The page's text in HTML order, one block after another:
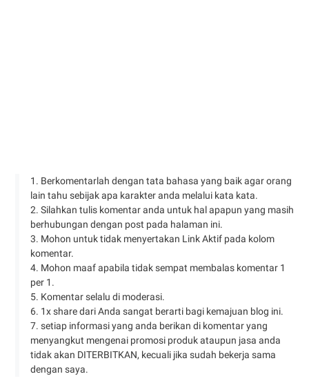
1. Berkomentarlah dengan tata bahasa yang baik agar orang
lain tahu sebijak apa karakter anda melalui kata kata.
2. Silahkan tulis komentar anda untuk hal apapun yang masih
berhubungan dengan post pada halaman ini.
3. Mohon untuk tidak menyertakan Link Aktif pada kolom
komentar.
4. Mohon maaf apabila tidak sempat membalas komentar 1
per 1.
5. Komentar selalu di moderasi.
6. 1x share dari Anda sangat berarti bagi kemajuan blog ini.
7. setiap informasi yang anda berikan di komentar yang
menyangkut mengenai promosi produk ataupun jasa anda
tidak akan DITERBITKAN, kecuali jika sudah bekerja sama
dengan saya.